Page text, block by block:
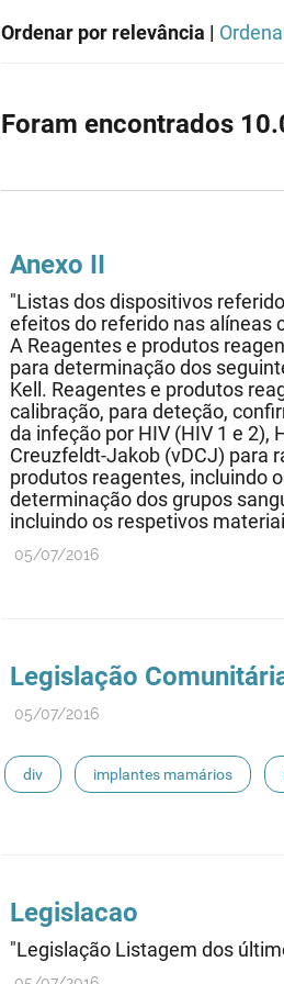
Ordenar por relevância |
Foram encontrados
Anexo II
"Listas dos dispositivos
efeitos do referido nas alíneas
A Reagentes e produtos
para determinação dos
Kell. Reagentes e produtos
calibração, para deteção,
da infeção por HIV (HIV 1 e 2),
Creuzfeldt-Jakob (vDCJ) para
produtos reagentes, incluindo
determinação dos grupos
incluindo os respetivos
05/07/2016
Legislação
05/07/2016
div implantes mamários
Legislacao
"Legislação Listagem dos